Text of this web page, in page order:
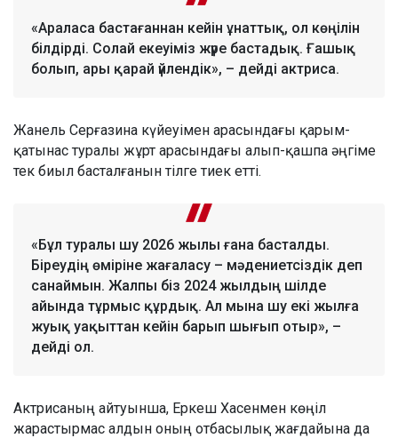
«Араласа бастағаннан кейін ұнаттық, ол көңілін
білдірді. Солай екеуіміз жүре бастадық. Ғашық
болып, ары қарай үйлендік», – дейді актриса.
Жанель Серғазина күйеуімен арасындағы қарым-
қатынас туралы жұрт арасындағы алып-қашпа әңгіме
тек биыл басталғанын тілге тиек етті.
«Бұл туралы шу 2026 жылы ғана басталды.
Біреудің өміріне жағаласу – мәдениетсіздік деп
санаймын. Жалпы біз 2024 жылдың шілде
айында тұрмыс құрдық. Ал мына шу екі жылға
жуық уақыттан кейін барып шығып отыр», –
дейді ол.
Актрисаның айтуынша, Еркеш Хасенмен көңіл
жарастырмас алдын оның отбасылық жағдайына да